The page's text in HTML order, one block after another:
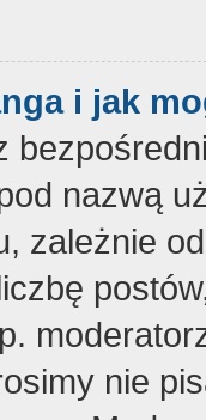
i jak
nazwą
zależnie
nie